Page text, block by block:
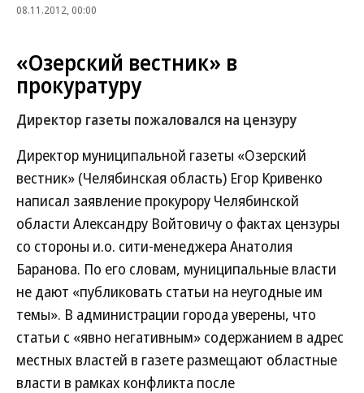
08.11.2012, 00:00
«Озерский вестник» в
прокуратуру
Директор газеты пожаловался на цензуру
Директор муниципальной газеты «Озерский
вестник» (Челябинская область) Егор Кривенко
написал заявление прокурору Челябинской
области Александру Войтовичу о фактах цензуры
со стороны и.о. сити-менеджера Анатолия
Баранова. По его словам, муниципальные власти
не дают «публиковать статьи на неугодные им
темы». В администрации города уверены, что
статьи с «явно негативным» содержанием в адрес
местных властей в газете размещают областные
власти в рамках конфликта после